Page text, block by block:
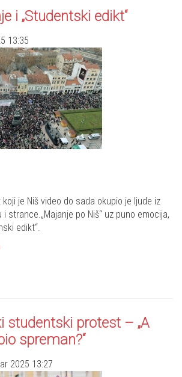
i „Studentski edikt“
13:35
je Niš video do sada okupio je ljude iz
strance.„Majanje po Niš“ uz puno emocija,
edikt“.
studentski protest – „A
spreman?“
2025 13:27